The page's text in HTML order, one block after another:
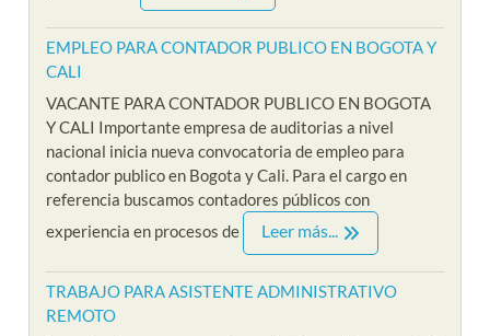
EMPLEO PARA CONTADOR PUBLICO EN BOGOTA Y
CALI
VACANTE PARA CONTADOR PUBLICO EN BOGOTA
Y CALI Importante empresa de auditorias a nivel
nacional inicia nueva convocatoria de empleo para
contador publico en Bogota y Cali. Para el cargo en
referencia buscamos contadores públicos con
experiencia en procesos de
Leer más...
TRABAJO PARA ASISTENTE ADMINISTRATIVO
REMOTO